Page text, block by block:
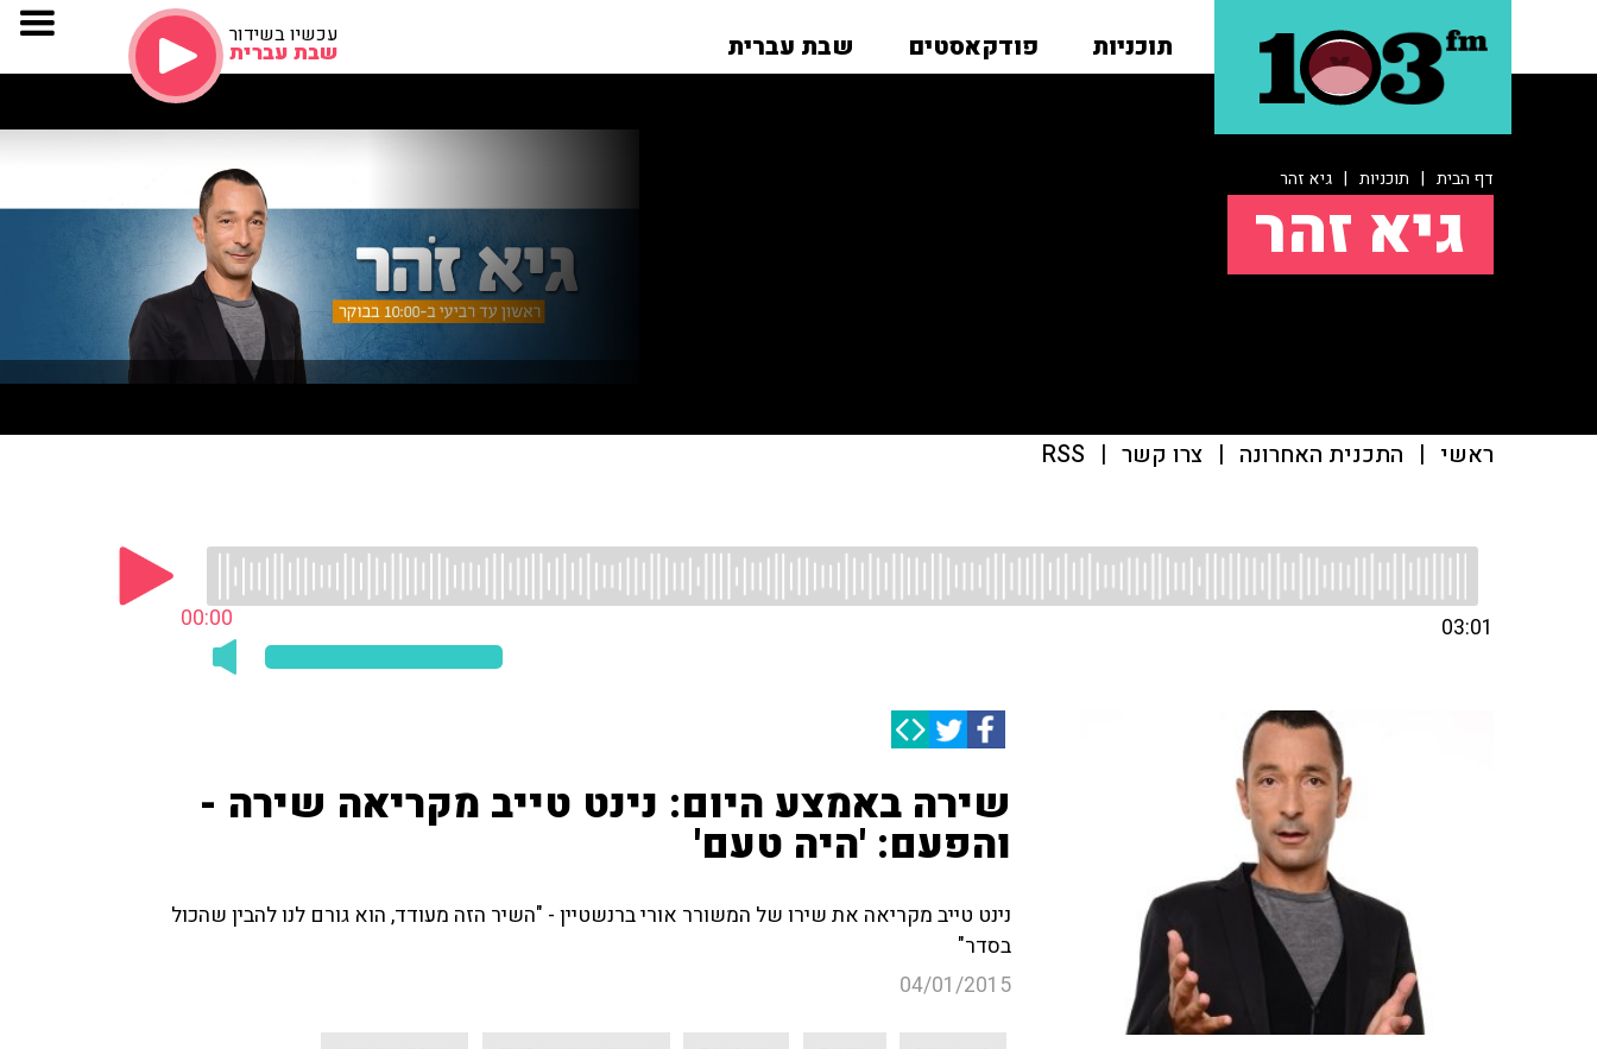
תוכניות פודקאסטים שבת עברית עכשיו בשידור
שבת עברית
דף הבית | תוכניות | גיא זהר
גיא זהר
ראשי | התכנית האחרונה | צרו קשר |
RSS
00:00 03:01
שירה באמצע היום: נינט טייב מקריאה שירה -
והפעם: 'היה טעם'
נינט טייב מקריאה את שירו של המשורר אורי ברנשטיין - "השיר הזה מעודד, הוא גורם לנו להבין שהכול
בסדר"
04/01/2015